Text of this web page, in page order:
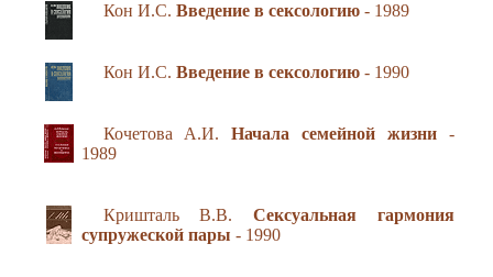
Кон И.С. Введение в сексологию- 1989
Кон И.С. Введение в сексологию- 1990
Кочетова А.И.Начала семейной жизни-
1989
Кришталь В.В. Сексуальная гармония
супружеской пары - 1990